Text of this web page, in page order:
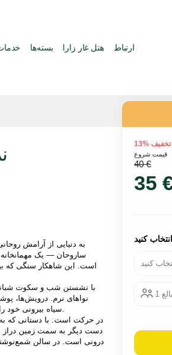
بسته‌ها هتل غار زارا ارتباط
به دنیایی از آرامش
سیاه بیرونی خود را در حرکتی نمادین از رها کردن دنیوی، به سوی روحانیت کنار می‌زنند.
تخفیف %13
قیمت شروع
40 €
35
کنید
کنید
1 بالغ